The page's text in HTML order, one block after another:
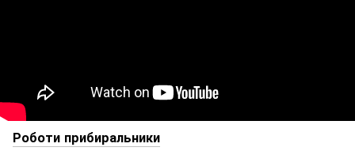
Роботи прибиральники